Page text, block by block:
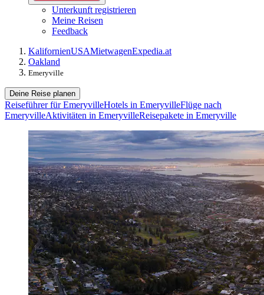
Unterkunft registrieren
Meine Reisen
Feedback
KalifornienUSAMietwagenExpedia.at
Oakland
Emeryville
Deine Reise planen
Reiseführer für EmeryvilleHotels in EmeryvilleFlüge nach
EmeryvilleAktivitäten in EmeryvilleReisepakete in Emeryville